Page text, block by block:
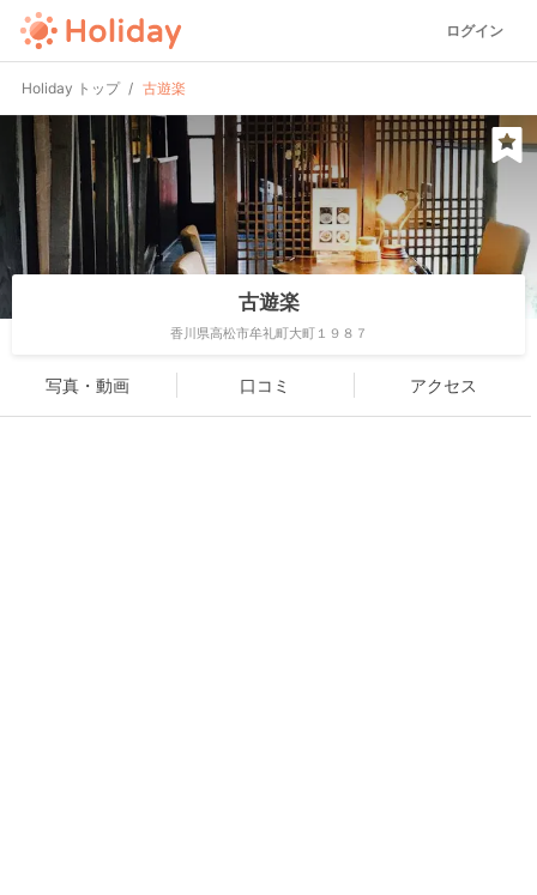
ログイン
Holiday トップ 古遊楽
古遊楽
香川県高松市牟礼町大町１９８７
写真・動画 口コミ アクセス